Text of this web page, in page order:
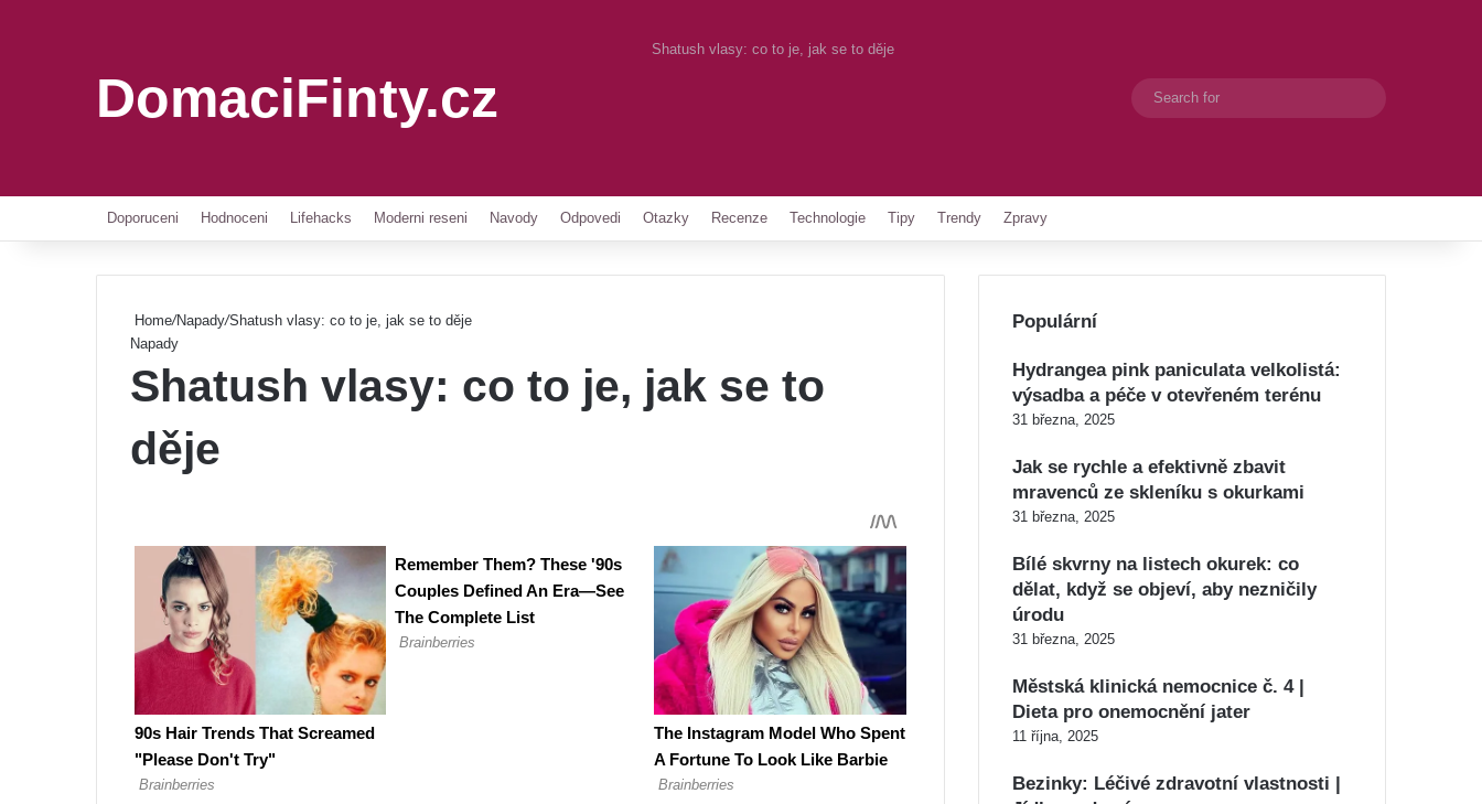
DomaciFinty.cz
Shatush vlasy: co to je, jak se to děje
Switch skin
Doporuceni Hodnoceni Lifehacks Moderni reseni Navody Odpovedi Otazky Recenze Technologie Tipy Trendy Zpravy
Home/Napady/Shatush vlasy: co to je, jak se to děje
Napady
Shatush vlasy: co to je, jak se to
děje
Populární
Hydrangea pink paniculata velkolistá:
výsadba a péče v otevřeném terénu
31 března, 2025
Jak se rychle a efektivně zbavit
mravenců ze skleníku s okurkami
31 března, 2025
Bílé skvrny na listech okurek: co
dělat, když se objeví, aby nezničily
úrodu
31 března, 2025
Městská klinická nemocnice č. 4 |
Dieta pro onemocnění jater
11 října, 2025
Bezinky: Léčivé zdravotní vlastnosti |